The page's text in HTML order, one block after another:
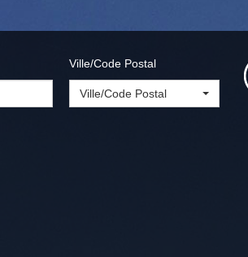
Ville/Code Postal
Ville/Code Postal